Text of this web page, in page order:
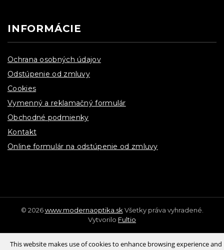
INFORMÁCIE
Ochrana osobných údajov
Odstúpenie od zmluvy
Cookies
Vymenný a reklamačný formulár
Obchodné podmienky
Kontakt
Online formulár na odstúpenie od zmluvy
© 2026www.modernaoptika.sk Všetky práva vyhradené.
Vytvorilo Fultio
This website makes use of cookies to enhance browsing experience and